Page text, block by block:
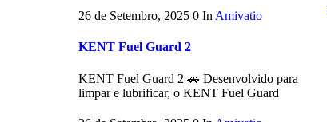
26 de Setembro, 2025 0 In Amivatio
KENT Fuel Guard 2
KENT Fuel Guard 2 🚗 Desenvolvido para
limpar e lubrificar, o KENT Fuel Guard